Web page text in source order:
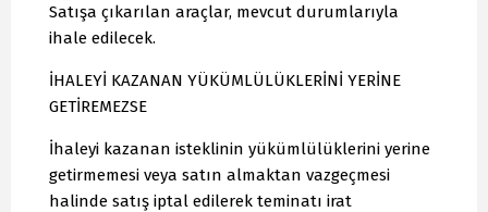
Satışa çıkarılan araçlar, mevcut durumlarıyla
ihale edilecek.
İHALEYİ KAZANAN YÜKÜMLÜLÜKLERİNİ YERİNE
GETİREMEZSE
İhaleyi kazanan isteklinin yükümlülüklerini yerine
getirmemesi veya satın almaktan vazgeçmesi
halinde satış iptal edilerek teminatı irat